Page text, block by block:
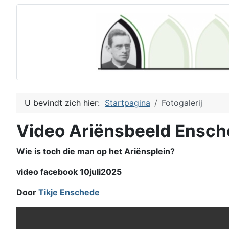
U bevindt zich hier: Startpagina Fotogalerij
Video Ariënsbeeld
Wie is toch die man op het Ariënsplein?
video facebook 10juli2025
Door Tikje Enschede